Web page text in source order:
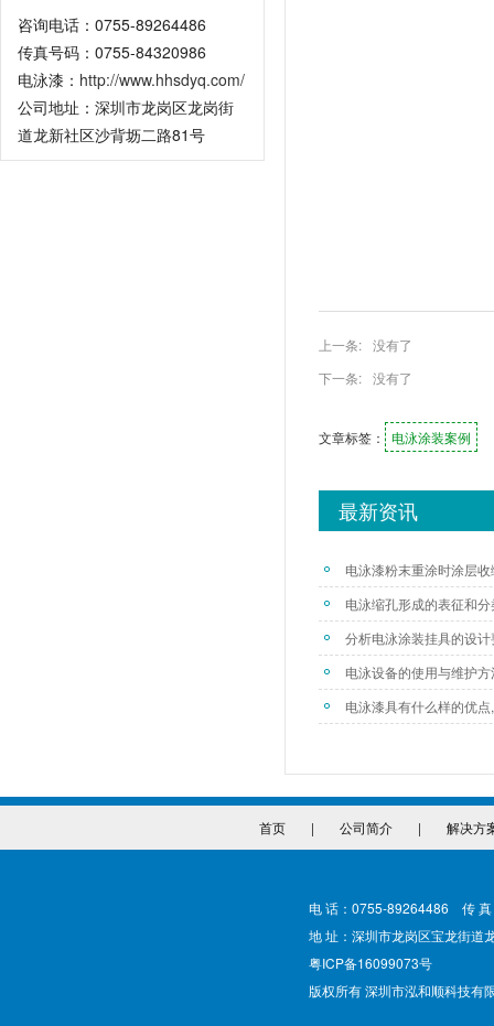
咨询电话：0755-89264486
传真号码：0755-84320986
电泳漆： http://www.hhsdyq.com/
公司地址：深圳市龙岗区龙岗街
道龙新社区沙背坜二路81号
上一条: 没有了
下一条: 没有了
文章标签： 电泳涂装案例
最新资讯
电泳漆粉末重涂时涂层
电泳缩孔形成的表征和分
分析电泳涂装挂具的设计
电泳设备的使用与维护方
电泳漆具有什么样的优
首页 | 公司简介 | 解决方
电 话：0755-89264486 传
地 址：深圳市龙岗区宝龙街道
粤ICP备16099073号
版权所有 深圳市泓和顺科技有